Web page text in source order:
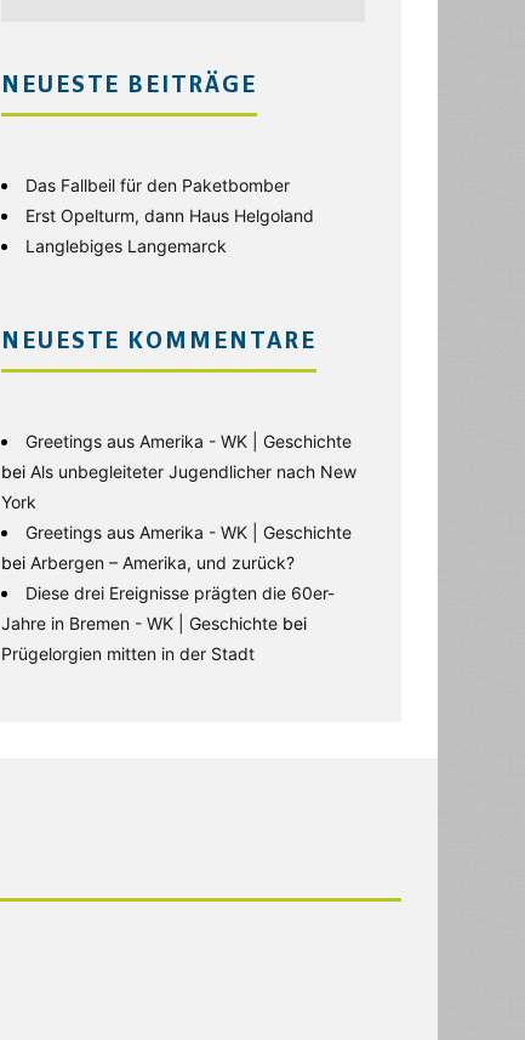
NEUESTE BEITRÄGE
Das Fallbeil für den Paketbomber
Erst Opelturm, dann Haus Helgoland
Langlebiges Langemarck
NEUESTE KOMMENTARE
Greetings aus Amerika - WK | Geschichte
bei Als unbegleiteter Jugendlicher nach New
York
Greetings aus Amerika - WK | Geschichte
bei Arbergen – Amerika, und zurück?
Diese drei Ereignisse prägten die 60er-
Jahre in Bremen - WK | Geschichte bei
Prügelorgien mitten in der Stadt